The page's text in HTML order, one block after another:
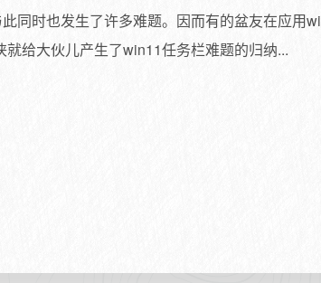
同时也发生了许多难题。因而有的盆友在应用
给大伙儿产生了win11任务栏难题的归纳...